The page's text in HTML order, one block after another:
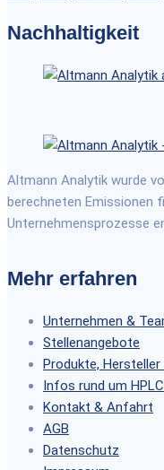
Nachhaltigkeit
Altmann Analytik wurde
berechneten Emissionen
Unternehmensprozesse
Mehr erfahren
Unternehmen &
Stellenangebote
Produkte,
Infos rund um
Kontakt & Anfahrt
AGB
Datenschutz